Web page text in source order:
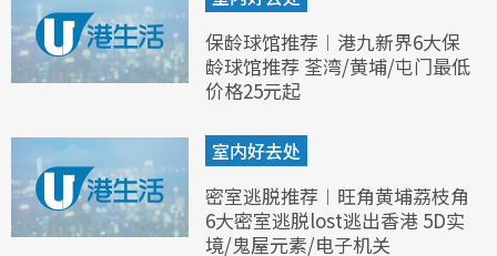
保龄球馆推荐︱港九新界6大保
龄球馆推荐 荃湾/黄埔/屯门最低
价格25元起
室内好去处
密室逃脱推荐︱旺角黄埔荔枝角
6大密室逃脱lost逃出香港 5D实
境/鬼屋元素/电子机关